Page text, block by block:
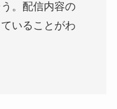
。配信内容の
いることがわ